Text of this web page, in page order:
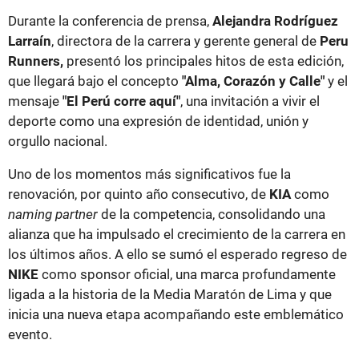
Durante la conferencia de prensa, Alejandra Rodríguez
Larraín, directora de la carrera y gerente general de Peru
Runners, presentó los principales hitos de esta edición,
que llegará bajo el concepto "Alma, Corazón y Calle" y el
mensaje "El Perú corre aquí", una invitación a vivir el
deporte como una expresión de identidad, unión y
orgullo nacional.
Uno de los momentos más significativos fue la
renovación, por quinto año consecutivo, de KIAcomo
naming partner de la competencia, consolidando una
alianza que ha impulsado el crecimiento de la carrera en
los últimos años. A ello se sumó el esperado regreso de
NIKE como sponsor oficial, una marca profundamente
ligada a la historia de la Media Maratón de Lima y que
inicia una nueva etapa acompañando este emblemático
evento.